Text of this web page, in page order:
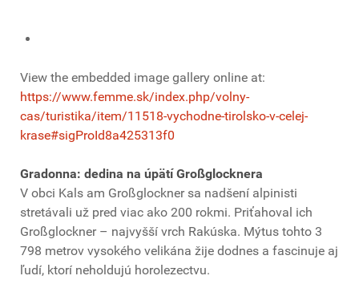
View the embedded image gallery online at:
https://www.femme.sk/index.php/volny-
cas/turistika/item/11518-vychodne-tirolsko-v-celej-
krase#sigProId8a425313f0
Gradonna: dedina na úpätí Großglocknera
V obci Kals am Großglockner sa nadšení alpinisti
stretávali už pred viac ako 200 rokmi. Priťahoval ich
Großglockner – najvyšší vrch Rakúska. Mýtus tohto 3
798 metrov vysokého velikána žije dodnes a fascinuje aj
ľudí, ktorí neholdujú horolezectvu.